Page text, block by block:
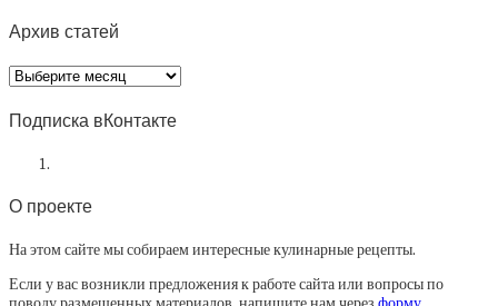
Архив статей
Архив
статей
Подписка вКонтакте
О проекте
На этом сайте мы собираем интересные кулинарные рецепты.
Если у вас возникли предложения к работе сайта или вопросы по